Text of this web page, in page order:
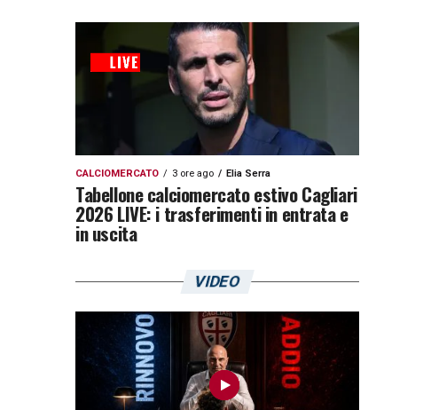
CALCIOMERCATO 3 ore ago Elia Serra
Tabellone calciomercato estivo Cagliari
2026 LIVE: i trasferimenti in entrata e
in uscita
VIDEO